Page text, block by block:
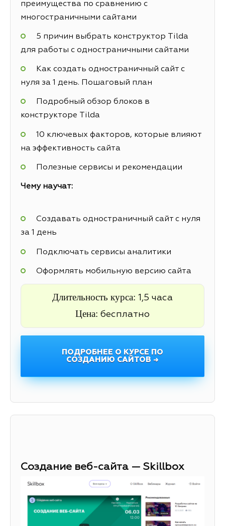
преимущества по сравнению с
многостраничными сайтами
5 причин выбрать конструктор Tilda
для работы с одностраничными сайтами
Как создать одностраничный сайт с
нуля за 1 день. Пошаговый план
Подробный обзор блоков в
конструкторе Tilda
10 ключевых факторов, которые влияют
на эффективность сайта
Полезные сервисы и рекомендации
Чему научат:
Создавать одностраничный сайт с нуля
за 1 день
Подключать сервисы аналитики
Оформлять мобильную версию сайта
Длительность курса: 1,5 часа
Цена: бесплатно
ПОДРОБНЕЕ О КУРСЕ ПО
СОЗДАНИЮ САЙТОВ →
Создание веб-сайта — Skillbox